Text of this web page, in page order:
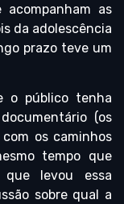
acompanham as
da adolescência
prazo teve um
o público tenha
(os
os caminhos
tempo que
levou essa
sobre qual a